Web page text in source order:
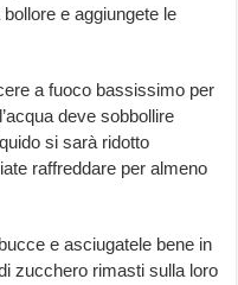
e aggiungete le
a fuoco bassissimo per
deve sobbollire
si sarà ridotto
raffreddare per almeno
e asciugatele bene in
zucchero rimasti sulla loro